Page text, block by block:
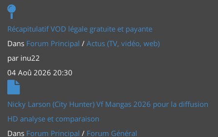
Récapitulatif VOD légale gratuite et payante
Dans Forum Principal / Actus (TV, vidéo, web)
par inu22
04 Aoû 2026 20:30
Nicky Larson (City Hunter) Vf Mangas 2026 pour la diffusion
HD analyse et comparaison
Dans Forum Principal / Forum Général